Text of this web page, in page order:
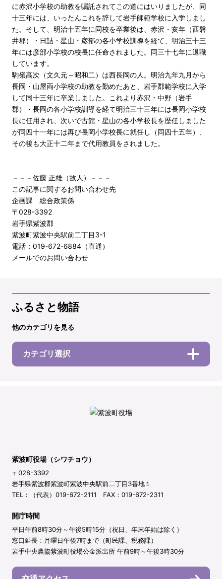
に赤沢小学校の助教を嘱託されてこの道にはいりましたが、同
十三年には、いったんこれを辞して岩手師範学校に入学しまし
た。そして、明治十五年に同校を卒業後は、赤沢・亥年（西磐
井郡）・日詰・星山・彦部の各小学校訓導を経て、明治三十三
年には彦部小学校の校長に任命されました。同三十七年に退職
しています。
駒嶺高次（文久元～昭和二）は西長岡の人。明治九年九月から
長岡・山屋両小学校の助教を勤めたあと、岩手郡範学校に入学
して同十三年に卒業しました。これより赤沢・中野（岩手
郡）・長岡の各小学校訓導を経て明治三十三年には長岡小学校
長に任用され、次いで古館・星山の各小学校長を歴任しました
が同四十一年には再び長岡小学校長に就任し（同四十五年）、
その後も大正十二年まで代用教員をされました。
－－－佐藤 正雄（故人）－－－
この記事に関するお問い合わせ先
企画課 総合政策係
〒028-3392
岩手県紫波郡
紫波町紫波中央駅前二丁目3-1
電話：019-672-6884（直通）
メールでのお問い合わせ
ふるさと物語
他のカテゴリを見る
カテゴリ選択
紫波町役場（シワチョウ）
〒028-3392
岩手県紫波郡紫波町紫波中央駅前二丁目3番地１
TEL：（代表）019-672-2111 FAX：019-672-2311
開庁時間
平日午前8時30分～午後5時15分（祝日、年末年始は除く）
窓口延長：月曜日午後7時まで（町民課、税務課）
岩手中央農協紫波町役場公金派出所 午前9時～午後3時30分